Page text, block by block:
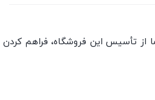
از تأسیس این فروشگاه، فراهم کردن